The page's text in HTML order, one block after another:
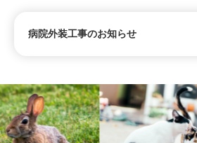
病院外装工事のお知らせ